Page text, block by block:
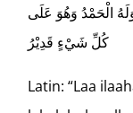
وَلَهُ الْحَمْدُ وَهُوَ عَلَى
كُلِّ شَيْءٍ قَدِيْرُ
Latin: “Laa